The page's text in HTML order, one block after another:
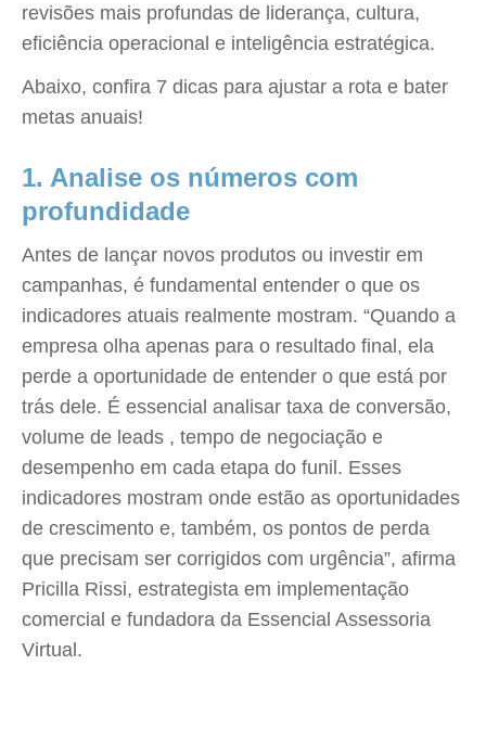
revisões mais profundas de liderança, cultura,
eficiência operacional e inteligência estratégica.
Abaixo, confira 7 dicas para ajustar a rota e bater
metas anuais!
1. Analise os números com
profundidade
Antes de lançar novos produtos ou investir em
campanhas, é fundamental entender o que os
indicadores atuais realmente mostram. “Quando a
empresa olha apenas para o resultado final, ela
perde a oportunidade de entender o que está por
trás dele. É essencial analisar taxa de conversão,
volume de leads , tempo de negociação e
desempenho em cada etapa do funil. Esses
indicadores mostram onde estão as oportunidades
de crescimento e, também, os pontos de perda
que precisam ser corrigidos com urgência”, afirma
Pricilla Rissi, estrategista em implementação
comercial e fundadora da Essencial Assessoria
Virtual.